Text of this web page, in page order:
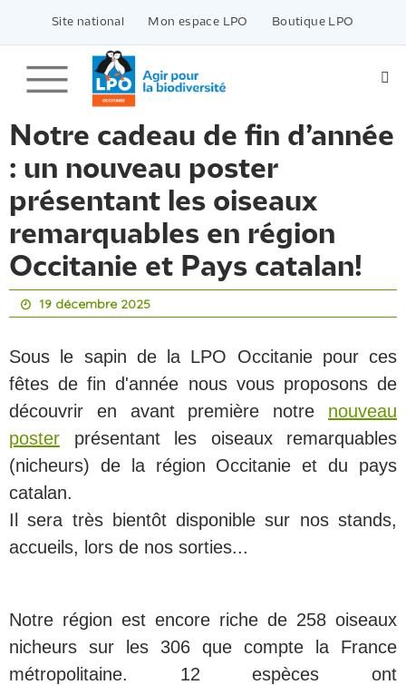
contenu
Site national Mon espace LPO Boutique LPO
Notre cadeau de fin d’année
: un nouveau poster
présentant les oiseaux
remarquables en région
Occitanie et Pays catalan!
19 décembre 2025
Sous le sapin de la LPO Occitanie pour ces
fêtes de fin d'année nous vous proposons de
découvrir en avant première notre nouveau
poster présentant les oiseaux remarquables
(nicheurs) de la région Occitanie et du pays
catalan.
Il sera très bientôt disponible sur nos stands,
accueils, lors de nos sorties...
Notre région est encore riche de 258 oiseaux
nicheurs sur les 306 que compte la France
métropolitaine. 12 espèces ont